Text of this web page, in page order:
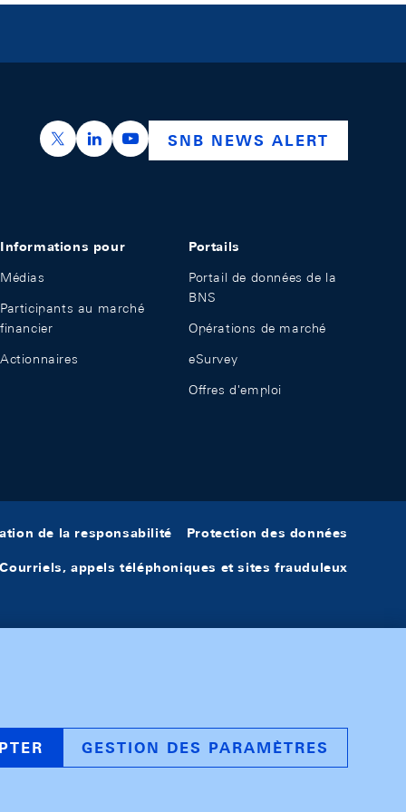
https://x.com/snb_bns
https://ch.linkedin.com/company/swiss-
https://www.youtube.com/
SNB NEWS ALERT
Informations pour
Médias
Participants au marché
financier
Actionnaires
Portails
Portail de données de la
BNS
Opérations de marché
eSurvey
Offres d'emploi
de la responsabilité Protection des données
Courriels, appels téléphoniques et sites frauduleux
GESTION DES PARAMÈTRES